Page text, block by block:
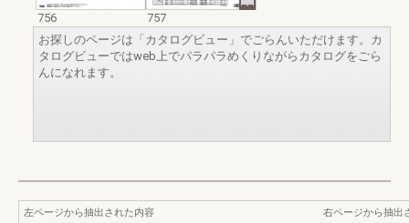
756
757
お探しのページは「カタログビュー」でごらんいただけます。カ
タログビューではweb上でパラパラめくりながらカタログをごら
んになれます。
左ページから抽出された内容
右ページから抽出